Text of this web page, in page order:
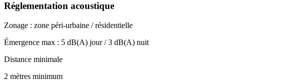
Réglementation acoustique
Zonage : zone péri-urbaine / résidentielle
Émergence max : 5 dB(A) jour /3 dB(A) nuit
Distance minimale
2 mètres minimum